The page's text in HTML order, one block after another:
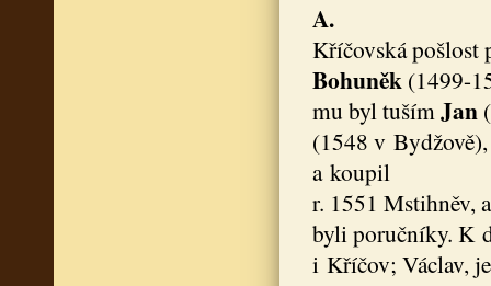
A.
Kříčovská pošlost
Bohuněk(1499-
mu byl tušímJan
(1548 v
a koupil
r. 1551 Mstihněv,
byli poručníky. K
i Kříčov; Václav,